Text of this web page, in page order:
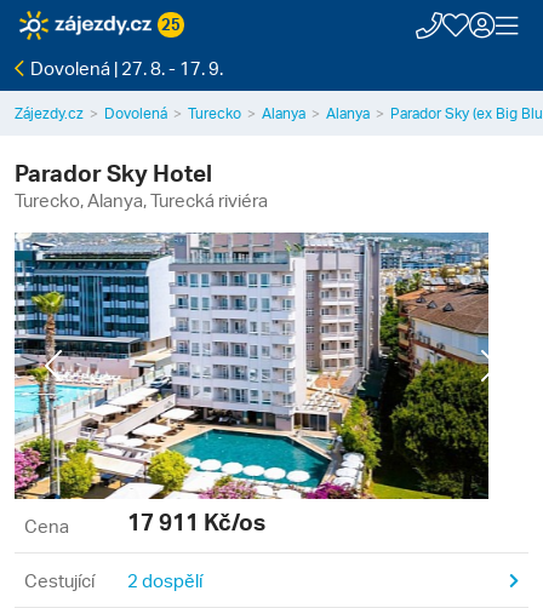
25
Dovolená | 27. 8. - 17. 9.
Zájezdy.cz Dovolená Turecko Alanya Alanya Parador Sky (ex Big
Parador Sky Hotel
Turecko, Alanya, Turecká riviéra
Previous Next
Cena 17 911 Kč/os
Cestující 2 dospělí